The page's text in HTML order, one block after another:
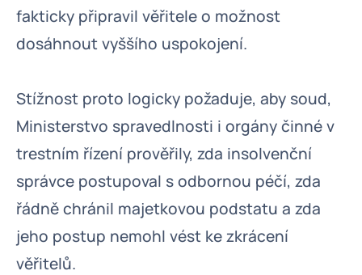
fakticky připravil věřitele o možnost
dosáhnout vyššího uspokojení.
Stížnost proto logicky požaduje, aby soud,
Ministerstvo spravedlnosti i orgány činné v
trestním řízení prověřily, zda insolvenční
správce postupoval s odbornou péčí, zda
řádně chránil majetkovou podstatu a zda
jeho postup nemohl vést ke zkrácení
věřitelů.